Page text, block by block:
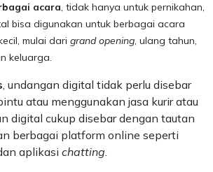
acara, tidak hanya untuk pernikahan,
bisa digunakan untuk berbagai acara
mulai dari grand opening, ulang tahun,
keluarga.
, undangan digital tidak perlu disebar
atau menggunakan jasa kurir atau
digital cukup disebar dengan tautan
berbagai platform online seperti
aplikasi chatting.